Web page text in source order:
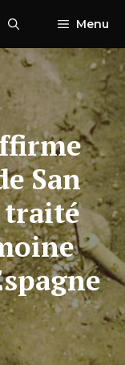
Menu
San
traité